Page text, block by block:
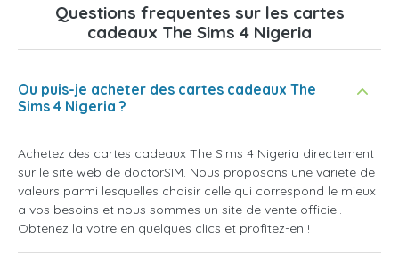
Questions frequentes sur les cartes
cadeaux The Sims 4 Nigeria
Ou puis-je acheter des cartes cadeaux The
Sims 4 Nigeria ?
Achetez des cartes cadeaux The Sims 4 Nigeria directement
sur le site web de doctorSIM. Nous proposons une variete de
valeurs parmi lesquelles choisir celle qui correspond le mieux
a vos besoins et nous sommes un site de vente officiel.
Obtenez la votre en quelques clics et profitez-en !